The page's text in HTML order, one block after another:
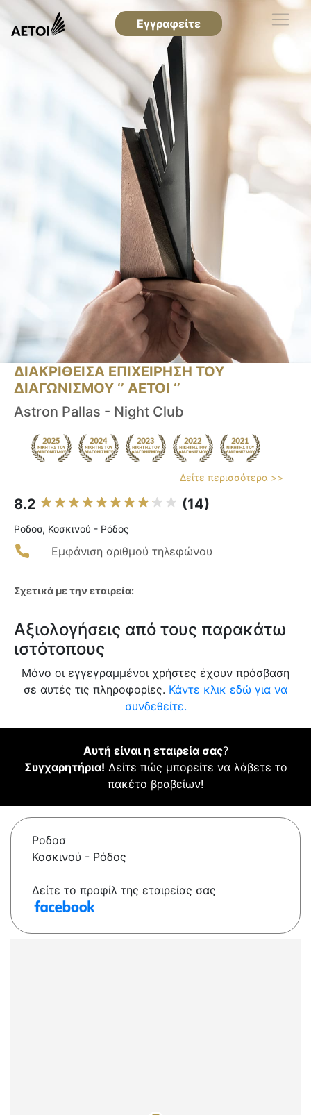
Εγγραφείτε
ΔΙΑΚΡΙΘΕΙΣΑ ΕΠΙΧΕΙΡΗΣΗ ΤΟΥ
ΔΙΑΓΩΝΙΣΜΟΥ ‘’ ΑΕΤΟΙ ‘’
Astron Pallas - Night Club
Δείτε περισσότερα >>
8.2 (14)
Ροδοσ, Κοσκινού - Ρόδος
Εμφάνιση αριθμού τηλεφώνου
Σχετικά με την εταιρεία:
Αξιολογήσεις από τους παρακάτω
ιστότοπους
Μόνο οι εγγεγραμμένοι χρήστες έχουν πρόσβαση
σε αυτές τις πληροφορίες. Κάντε κλικ εδώ για να
συνδεθείτε.
Αυτή είναι η εταιρεία σας?
Συγχαρητήρια! Δείτε πώς μπορείτε να λάβετε το
πακέτο βραβείων!
Ροδοσ
Κοσκινού - Ρόδος
Δείτε το προφίλ της εταιρείας σας